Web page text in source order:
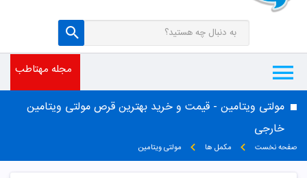
مجله مهتاطب
مولتی ویتامین - قیمت و خرید بهترین قرص مولتی ویتامین
خارجی
صفحه نخست مکمل ها مولتی ویتامین